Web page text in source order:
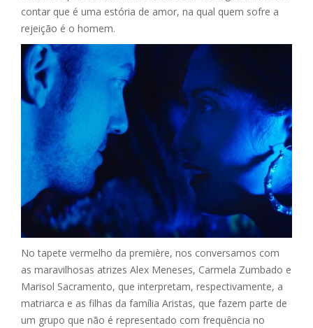
contar que é uma estória de amor, na qual quem sofre a
rejeição é o homem.
No tapete vermelho da première, nos conversamos com
as maravilhosas atrizes Alex Meneses, Carmela Zumbado e
Marisol Sacramento, que interpretam, respectivamente, a
matriarca e as filhas da família Aristas, que fazem parte de
um grupo que não é representado com frequência no